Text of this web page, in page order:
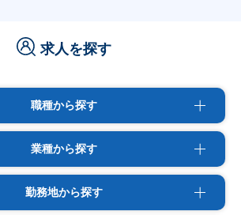
求人を探す
職種から探す
業種から探す
勤務地から探す